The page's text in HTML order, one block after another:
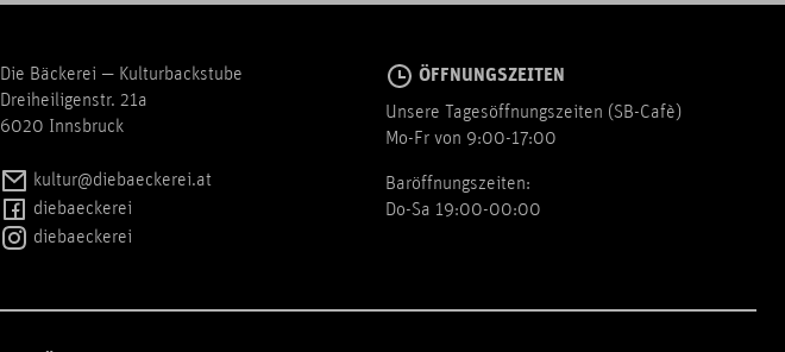
Die Bäckerei — Kulturbackstube
Dreiheiligenstr. 21a
6020 Innsbruck
kultur@diebaeckerei.at
diebaeckerei
diebaeckerei
ÖFFNUNGSZEITEN
Unsere Tagesöffnungszeiten (SB-Cafè)
Mo-Fr von 9:00-17:00
Baröffnungszeiten:
Do-Sa 19:00-00:00